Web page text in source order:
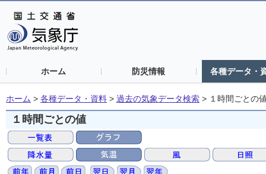
ホーム 防災情報 各種データ・
ホーム > 各種データ・資料 > 過去の気象データ検索 > １時間ごとの
１時間ごとの値